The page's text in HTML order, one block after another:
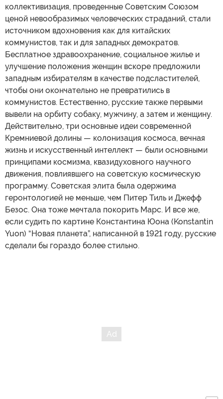
коллективизация, проведенные Советским Союзом
ценой невообразимых человеческих страданий, стали
источником вдохновения как для китайских
коммунистов, так и для западных демократов.
Бесплатное здравоохранение, социальное жилье и
улучшение положения женщин вскоре предложили
западным избирателям в качестве подсластителей,
чтобы они окончательно не превратились в
коммунистов. Естественно, русские также первыми
вывели на орбиту собаку, мужчину, а затем и женщину.
Действительно, три основные идеи современной
Кремниевой долины — колонизация космоса, вечная
жизнь и искусственный интеллект — были основными
принципами космизма, квазидуховного научного
движения, повлиявшего на советскую космическую
программу. Советская элита была одержима
геронтологией не меньше, чем Питер Тиль и Джефф
Безос. Она тоже мечтала покорить Марс. И все же,
если судить по картине Константина Юона (Konstantin
Yuon) “Новая планета”, написанной в 1921 году, русские
сделали бы гораздо более стильно.